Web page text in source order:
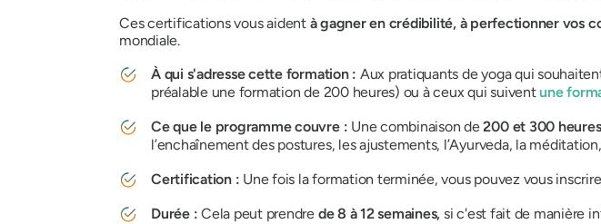
Ces certifications vous aident à gagner en crédibilité, à perfectionner vos
mondiale.
À qui s'adresse cette formation : Aux pratiquants de yoga qui
préalable une formation de 200 heures) ou à ceux qui suiventune
Ce que le programme couvre : Une combinaison de200 et 300 heures
l’enchaînement des postures, les ajustements, l’Ayurveda, la
Certification : Une fois la formation terminée, vous pouvez vous
Durée : Cela peut prendre de 8 à 12 semaines, si c'est fait de manière